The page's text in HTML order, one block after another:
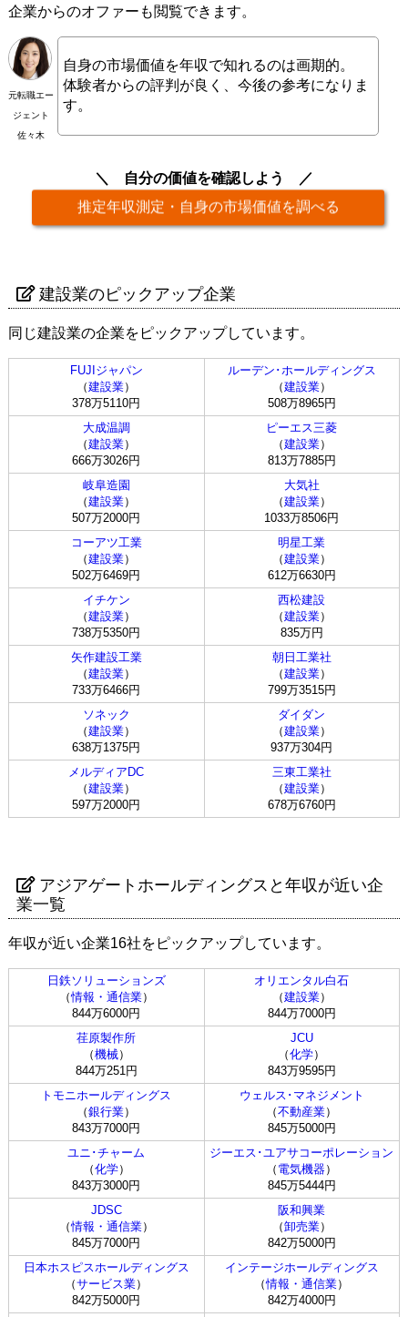
企業からのオファーも閲覧できます。
元転職エー
ジェント
佐々木
自身の市場価値を年収で知れるのは画期的。
体験者からの評判が良く、今後の参考になりま
す。
自分の価値を確認しよう
推定年収測定・自身の市場価値を調べる
建設業のピックアップ企業
同じ建設業の企業をピックアップしています。
FUJIジャパン
（建設業）
378万5110円
ルーデン･ホールディングス
（建設業）
508万8965円
大成温調
（建設業）
666万3026円
ピーエス三菱
（建設業）
813万7885円
岐阜造園
（建設業）
507万2000円
大気社
（建設業）
1033万8506円
コーアツ工業
（建設業）
502万6469円
明星工業
（建設業）
612万6630円
イチケン
（建設業）
738万5350円
西松建設
（建設業）
835万円
矢作建設工業
（建設業）
733万6466円
朝日工業社
（建設業）
799万3515円
ソネック
（建設業）
638万1375円
ダイダン
（建設業）
937万304円
メルディアDC
（建設業）
597万2000円
三東工業社
（建設業）
678万6760円
アジアゲートホールディングスと年収が近い企
業一覧
年収が近い企業16社をピックアップしています。
日鉄ソリューションズ
（情報・通信業）
844万6000円
オリエンタル白石
（建設業）
844万7000円
荏原製作所
（機械）
844万251円
JCU
（化学）
843万9595円
トモニホールディングス
（銀行業）
843万7000円
ウェルス･マネジメント
（不動産業）
845万5000円
ユニ･チャーム
（化学）
843万3000円
ジーエス･ユアサコーポレーション
（ 電気機器）
845万5444円
JDSC
（情報・通信業）
845万7000円
阪和興業
（卸売業）
842万5000円
日本ホスピスホールディングス
（サービス業）
842万5000円
インテージホールディングス
（情報・通信業）
842万4000円